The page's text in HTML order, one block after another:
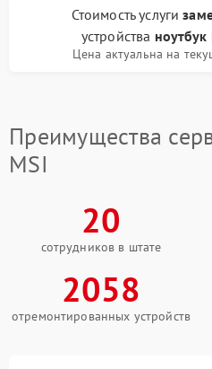
Стоимость услуги
устройства ноутбук
Цена актуальна на
Преимущества
MSI
20
сотрудников в штате
2058
отремонтированных устройств